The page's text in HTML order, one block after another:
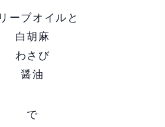
ーブオイルと
白胡麻
わさび
醤油
で